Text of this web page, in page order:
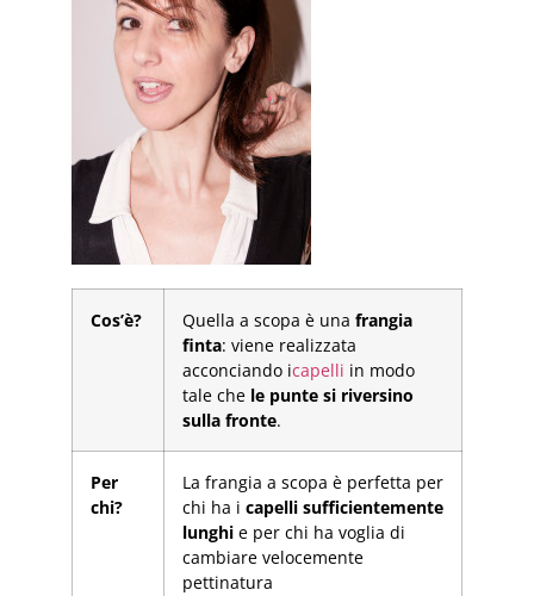
Cos’è? Quella a scopa è una frangia
finta: viene realizzata
acconciando icapelli in modo
tale che le punte si riversino
sulla fronte.
Per
chi?
La frangia a scopa è perfetta per
chi ha i capelli sufficientemente
lunghi e per chi ha voglia di
cambiare velocemente
pettinatura